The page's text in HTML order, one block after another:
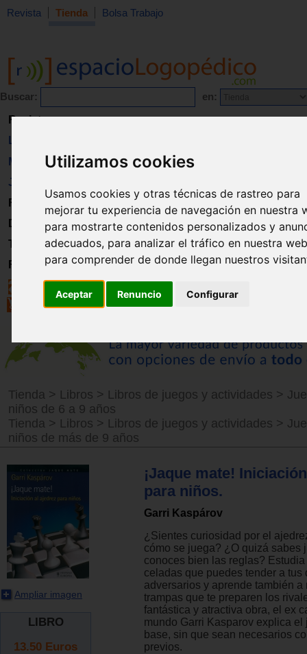
Utilizamos cookies
Usamos cookies y otras técnicas de rastreo para
mejorar tu experiencia de navegación en nuestra
para mostrarte contenidos personalizados y
adecuados, para analizar el tráfico en nuestra
para comprender de donde llegan nuestros
Aceptar Renuncio Configurar
Revista Tienda Bolsa Trabajo
Buscar: en:
Revista
Libros
Material
Juguetes
Formación
Directorio
Trabajo
Registro
Tienda > Libros > Libros de juegos y actividades >
niños de 6 a 9 años
Tienda > Libros > Libros de juegos y actividades >
niños de más de 9 años
Ampliar imagen
LIBRO
13.50 Euros
¡Jaque mate!
para niños.
Garri Kaspárov
¿Sientes curiosidad por el
cómo se juega? ¿O quizá sabes
conoces bien las reglas?
celadas que puedes tender a tus
adversarios y aprende también a
trampas que te preparen los
fantástica y atractiva obra, el ex
mundo Garri Kasparov explica el
base, sin que sean necesarios
previos.